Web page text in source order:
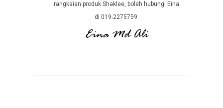
rangkaian produk Shaklee, boleh hubungi Eina
di 019-2275759.